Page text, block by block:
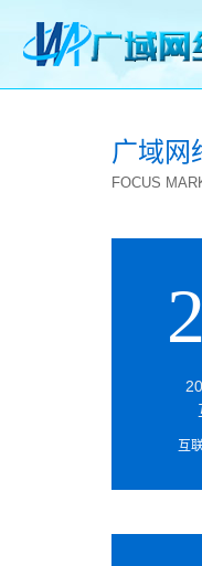
广域网
FOCUS
互